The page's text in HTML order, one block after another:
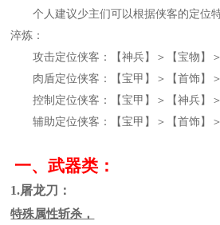
个人建议少主们可以根据侠客的定位
淬炼：
攻击定位侠客：【神兵】＞【宝物】
肉盾定位侠客：【宝甲】＞【首饰】
控制定位侠客：【宝甲】＞【神兵】
辅助定位侠客：【宝甲】＞【首饰】
一、武器类：
1.屠龙刀：
特殊属性斩杀，